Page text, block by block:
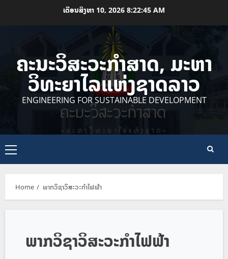
ເດືອນສິງຫາ 10, 2026 8:22:46 AM
ຄະນະວິສະວະກຳສາດ, ມະຫາ
ວິທະຍາໄລແຫ່ງຊາດລາວ
ENGINEERING FOR SUSTAINABLE DEVELOPMENT
Primary
Menu
Home ພາກວິຊາວິສະວະກຳໄຟຟ້າ
ພາກວິຊາວິສະວະກຳໄຟຟ້າ